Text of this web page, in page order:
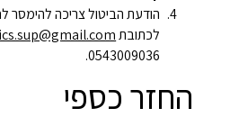
הודעת הביטול צריכה
לכתובת
0543009036.
החזר כספי